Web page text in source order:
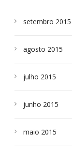
setembro 2015
agosto 2015
julho 2015
junho 2015
maio 2015